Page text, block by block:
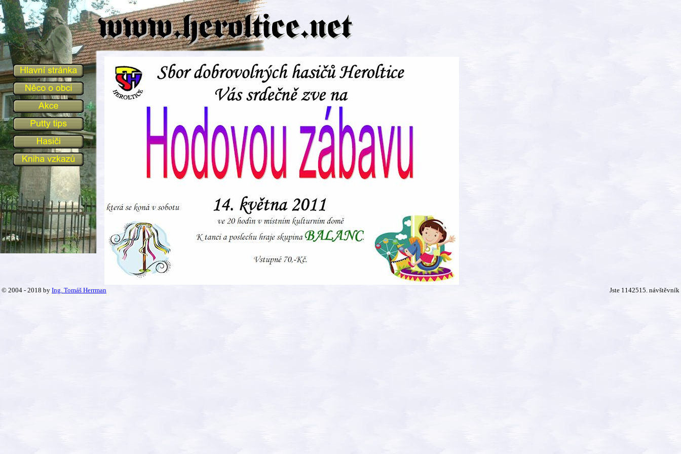
© 2004 - 2018 by Ing. Tomáš Herrman Jste 1142515. návštěvník